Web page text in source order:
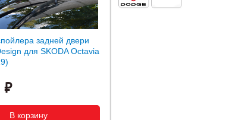
задней двери
для SKODA Octavia